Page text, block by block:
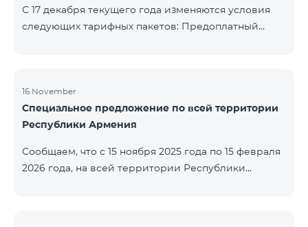
С 17 декабря текущего года изменяются условия
следующих тарифных пакетов: Предоплатный
Абоненты получат 600 минут на все сети РА, США,
Канады, Beeline РФ и Tele2 вместо прежних 300
минут и 14 ГБ интернета вместо прежних 7 ГБ.
будет переименован в «Be Free 3200». Абонентская
пла
16 November
Специальное предложение по всей территории
Республики Армения
Сообщаем, что с 15 ноября 2025 года по 15 февраля
2026 года, на всей территории Республики